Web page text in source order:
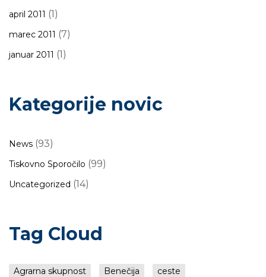
april 2011 (1)
marec 2011 (7)
januar 2011 (1)
Kategorije novic
News (93)
Tiskovno Sporočilo (99)
Uncategorized (14)
Tag Cloud
Agrarna skupnost Benečija
ceste